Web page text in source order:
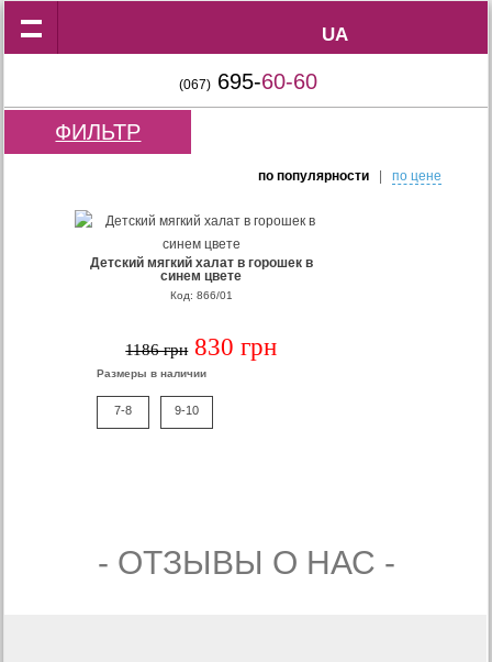
UA
UA
(067) 695-60-60
ФИЛЬТР
по популярности| по цене
Детский мягкий халат в горошек в
синем цвете
Код: 866/01
1186 грн 830 грн
Размеры в наличии
7-8 9-10
- ОТЗЫВЫ О НАС -